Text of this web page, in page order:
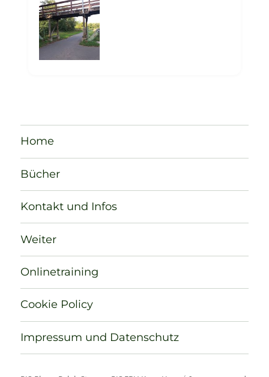
Home
Bücher
Kontakt und Infos
Weiter
Onlinetraining
Cookie Policy
Impressum und Datenschutz